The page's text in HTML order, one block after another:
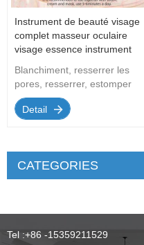
Instrument de beauté visage
complet masseur oculaire
visage essence instrument
Blanchiment, resserrer les
pores, resserrer, estomper
les ridules de l'instrument de
beauté multifonctionnel;
Masseur oculaire pour
améliorer cinq problèmes
oculaires et resserrer la peau
fabricants...
Detail
CATEGORIES
Tel :+86 -15359211529